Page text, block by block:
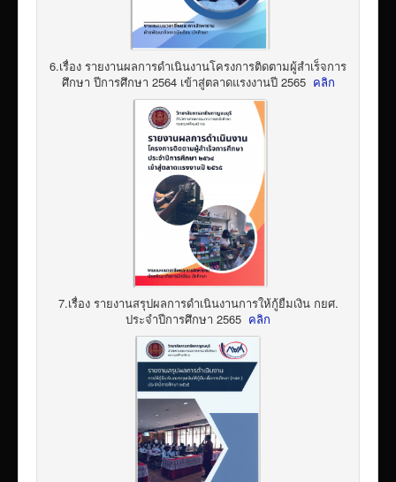
6.เรื่อง รายงานผลการดำเนินงานโครงการติดตามผู้สำเร็จการ
ศึกษา ปีการศึกษา 2564 เข้าสู่ตลาดแรงงานปี 2565 คลิก
7.เรื่อง รายงานสรุปผลการดำเนินงานการให้กู้ยืมเงิน กยศ.
ประจำปีการศึกษา 2565 คลิก